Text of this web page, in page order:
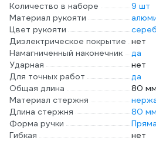
Количество в наборе
9 шт
Материал рукояти
Цвет рукояти
Диэлектрическое покрытие нет
Намагниченный наконечник
да
Ударная
нет
Для точных работ
да
Общая длина
80 мм
Материал стержня
Длина стержня
80 мм
Форма ручки
Гибкая
нет